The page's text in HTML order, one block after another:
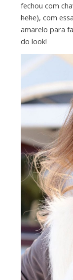
fechou com
hehe), com
amarelo para
do look!